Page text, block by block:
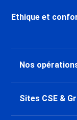
Ethique et
Nos
Sites CSE &